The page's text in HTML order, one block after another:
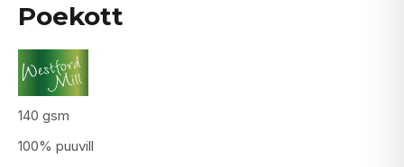
Poekott
140 gsm
100% puuvill